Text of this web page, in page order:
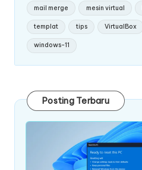
mail merge mesin virtual
templat tips VirtualBox
windows-11
Posting Terbaru